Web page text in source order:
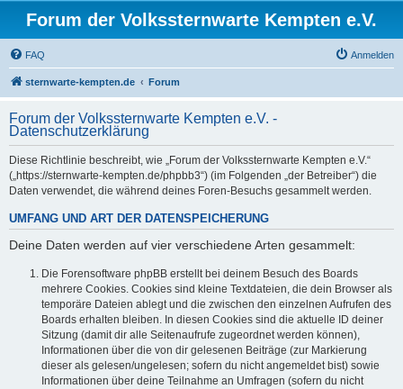
Forum der Volkssternwarte Kempten e.V.
FAQ Anmelden
sternwarte-kempten.de Forum
Forum der Volkssternwarte Kempten e.V. -
Datenschutzerklärung
Diese Richtlinie beschreibt, wie „Forum der Volkssternwarte Kempten e.V.“
(„https://sternwarte-kempten.de/phpbb3“) (im Folgenden „der Betreiber“) die
Daten verwendet, die während deines Foren-Besuchs gesammelt werden.
UMFANG UND ART DER DATENSPEICHERUNG
Deine Daten werden auf vier verschiedene Arten gesammelt:
Die Forensoftware phpBB erstellt bei deinem Besuch des Boards
mehrere Cookies. Cookies sind kleine Textdateien, die dein Browser als
temporäre Dateien ablegt und die zwischen den einzelnen Aufrufen des
Boards erhalten bleiben. In diesen Cookies sind die aktuelle ID deiner
Sitzung (damit dir alle Seitenaufrufe zugeordnet werden können),
Informationen über die von dir gelesenen Beiträge (zur Markierung
dieser als gelesen/ungelesen; sofern du nicht angemeldet bist) sowie
Informationen über deine Teilnahme an Umfragen (sofern du nicht